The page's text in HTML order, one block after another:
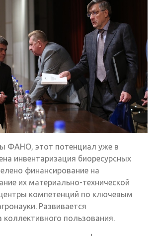
ФАНО, этот потенциал уже в
инвентаризация биоресурсных
финансирование на
их материально-технической
компетенций по ключевым
Развивается
коллективного пользования.